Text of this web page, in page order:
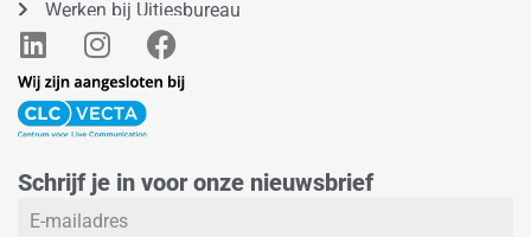
Werken bij Uitjesbureau
L
i
n
k
d
i
I
n
s
t
g
r
F
a
o
Schrijf je in voor onze nieuwsbrief